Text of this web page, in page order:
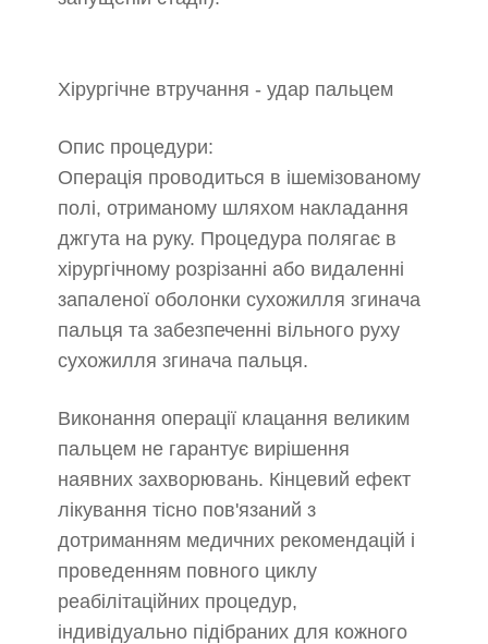
Хірургічне втручання - удар пальцем
Опис процедури:
Операція проводиться в ішемізованому
полі, отриманому шляхом накладання
джгута на руку. Процедура полягає в
хірургічному розрізанні або видаленні
запаленої оболонки сухожилля згинача
пальця та забезпеченні вільного руху
сухожилля згинача пальця.
Виконання операції клацання великим
пальцем не гарантує вирішення
наявних захворювань. Кінцевий ефект
лікування тісно пов'язаний з
дотриманням медичних рекомендацій і
проведенням повного циклу
реабілітаційних процедур,
індивідуально підібраних для кожного